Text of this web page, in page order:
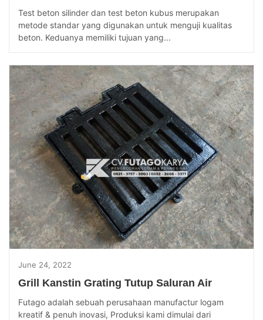
Test beton silinder dan test beton kubus merupakan
metode standar yang digunakan untuk menguji kualitas
beton. Keduanya memiliki tujuan yang...
June 24, 2022
Grill Kanstin Grating Tutup Saluran Air
Futago adalah sebuah perusahaan manufactur logam
kreatif & penuh inovasi, Produksi kami dimulai dari